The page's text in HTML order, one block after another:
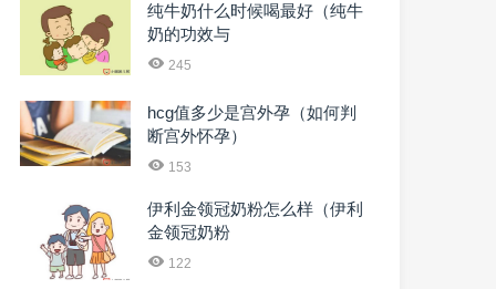
纯牛奶什么时候喝最好（纯牛
奶的功效与
245
hcg值多少是宫外孕（如何判
断宫外怀孕）
153
伊利金领冠奶粉怎么样（伊利
金领冠奶粉
122